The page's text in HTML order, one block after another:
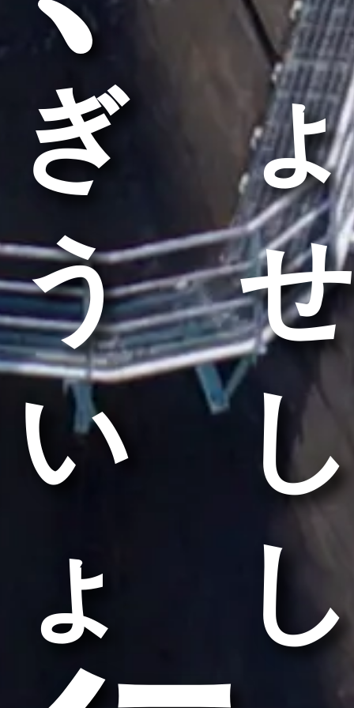
ぎょ
うせ
いし
ょし